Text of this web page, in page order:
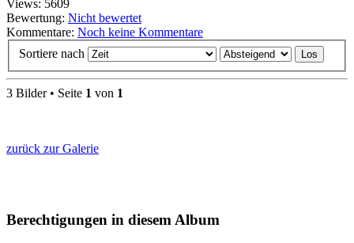
Views: 5609
Bewertung: Nicht bewertet
Kommentare: Noch keine Kommentare
Sortiere nach
3 Bilder • Seite 1 von 1
zurück zur Galerie
Berechtigungen in diesem Album